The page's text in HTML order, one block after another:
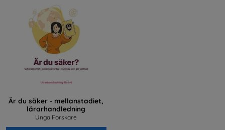
Är du säker - mellanstadiet,
lärarhandledning
Unga Forskare